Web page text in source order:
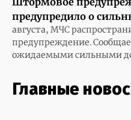
предупредило о
августа, МЧС
предупреждение.
ожидаемыми сильными
Главные